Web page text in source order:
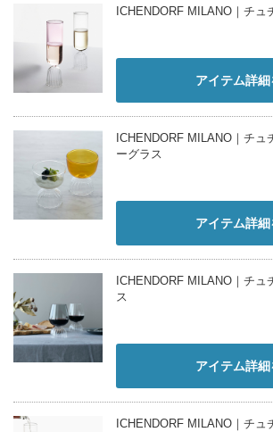
ICHENDORF MILANO｜チュ
アイテム詳細
ICHENDORF MILANO｜チュ
ーグラス
アイテム詳細
ICHENDORF MILANO｜チュ
ス
アイテム詳細
ICHENDORF MILANO｜チ